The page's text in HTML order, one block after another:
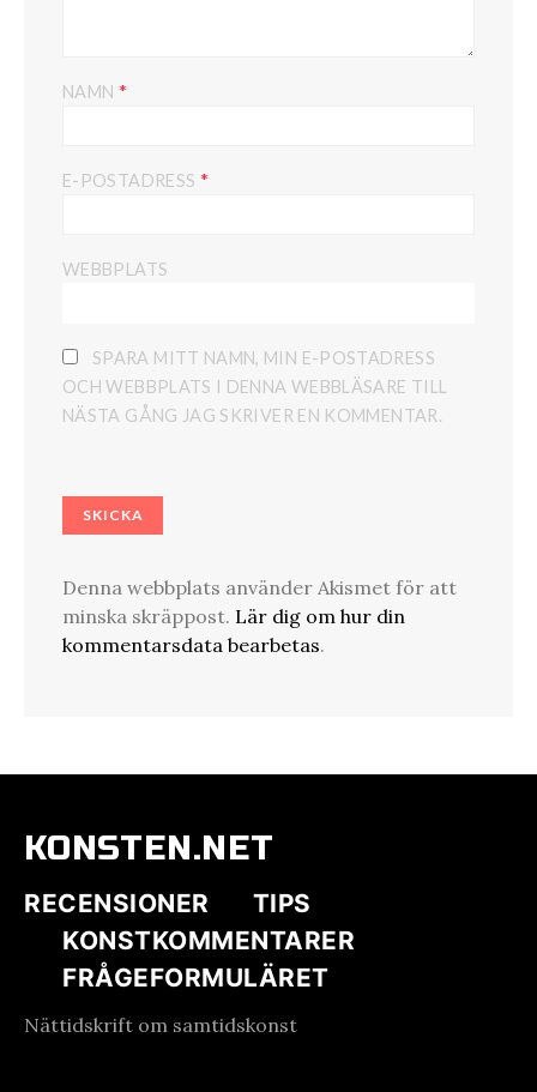
NAMN *
E-POSTADRESS *
WEBBPLATS
SPARA MITT NAMN, MIN E-POSTADRESS
OCH WEBBPLATS I DENNA WEBBLÄSARE TILL
NÄSTA GÅNG JAG SKRIVER EN KOMMENTAR.
Denna webbplats använder Akismet för att
minska skräppost. Lär dig om hur din
kommentarsdata bearbetas.
KONSTEN.NET
RECENSIONER
TIPS
KONSTKOMMENTARER
FRÅGEFORMULÄRET
Nättidskrift om samtidskonst